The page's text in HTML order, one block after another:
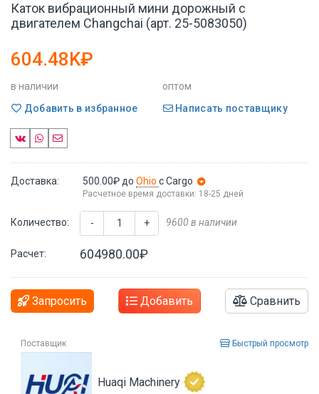
Каток вибрационный мини дорожный с
двигателем Changchai (арт. 25-5083050)
604.48K₽
в наличии
оптом
Добавить в избранное
Написать поставщику
Доставка: 500.00₽ до Ohio с Cargo
Расчетное время доставки: 18-25 дней
Количество: - + 9600 в наличии
Расчет: 604980.00₽
Запросить Добавить Сравнить
Поставщик Быстрый просмотр
Huaqi Machinery